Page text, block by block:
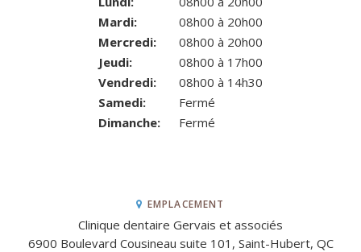
Mardi:
08h00 à 20h00
Mercredi:
08h00 à 20h00
Jeudi:
08h00 à 17h00
Vendredi:
08h00 à 14h30
Samedi:
Fermé
Dimanche:
Fermé
EMPLACEMENT
Clinique dentaire Gervais et associés
6900 Boulevard Cousineau suite 101 Saint-Hubert QC